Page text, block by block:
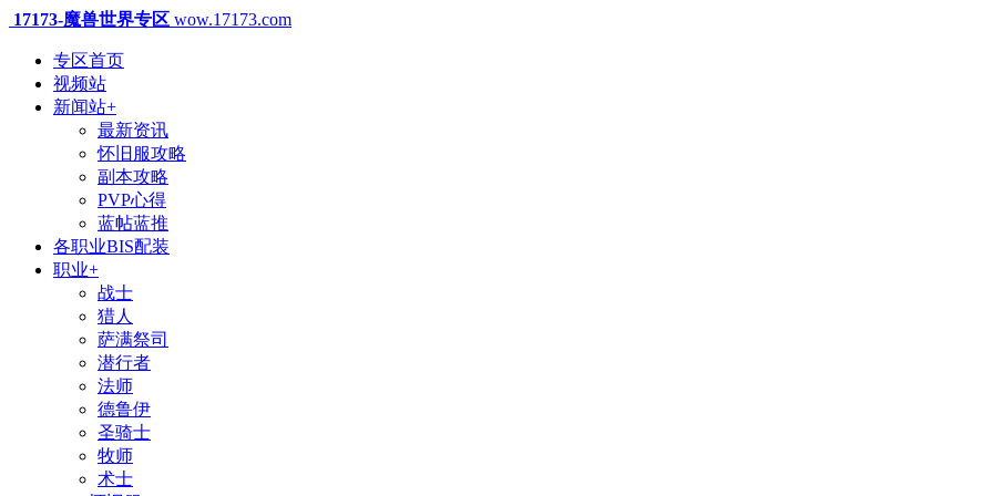
17173-魔兽世界专区 wow.17173.com
专区首页
视频站
新闻站+
最新资讯
怀旧服攻略
副本攻略
PVP心得
蓝帖蓝推
各职业BIS配装
职业+
战士
猎人
萨满祭司
潜行者
法师
德鲁伊
圣骑士
牧师
术士